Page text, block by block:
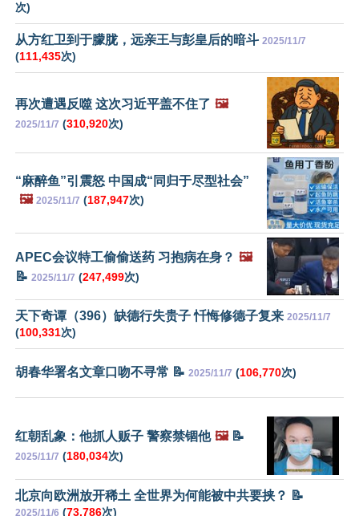
次)
从方红卫到于朦胧，远亲王与彭皇后的暗斗 2025/11/7
(111,435次)
再次遭遇反噬 这次习近平盖不住了 🖼️
2025/11/7 (310,920次)
“麻醉鱼”引震怒 中国成“同归于尽型社会”
🖼️ 2025/11/7 (187,947次)
APEC会议特工偷偷送药 习抱病在身？ 🖼️
📝 2025/11/7 (247,499次)
天下奇谭（396）缺德行失贵子 忏悔修德子复来 2025/11/7
(100,331次)
胡春华署名文章口吻不寻常 📝 2025/11/7 (106,770次)
红朝乱象：他抓人贩子 警察禁锢他 🖼️📝
2025/11/7 (180,034次)
北京向欧洲放开稀土 全世界为何能被中共要挟？ 📝
2025/11/6 (73,786次)